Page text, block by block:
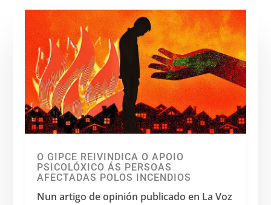
O GIPCE REIVINDICA O APOIO
PSICOLÓXICO ÁS PERSOAS
AFECTADAS POLOS INCENDIOS
Nun artigo de opinión publicado en La Voz